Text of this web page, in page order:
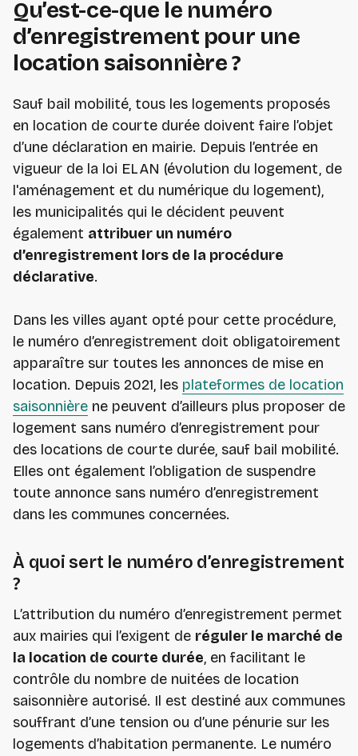
Qu’est-ce-que le numéro
d’enregistrement pour une
location saisonnière ?
Sauf bail mobilité, tous les logements proposés
en location de courte durée doivent faire l’objet
d’une déclaration en mairie. Depuis l’entrée en
vigueur de la loi ELAN (évolution du logement, de
l'aménagement et du numérique du logement),
les municipalités qui le décident peuvent
également attribuer un numéro
d’enregistrement lors de la procédure
déclarative.
Dans les villes ayant opté pour cette procédure,
le numéro d’enregistrement doit obligatoirement
apparaître sur toutes les annonces de mise en
location. Depuis 2021, les plateformes de location
saisonnière ne peuvent d’ailleurs plus proposer de
logement sans numéro d’enregistrement pour
des locations de courte durée, sauf bail mobilité.
Elles ont également l’obligation de suspendre
toute annonce sans numéro d’enregistrement
dans les communes concernées.
À quoi sert le numéro d’enregistrement
?
L’attribution du numéro d’enregistrement permet
aux mairies qui l’exigent de réguler le marché de
la location de courte durée, en facilitant le
contrôle du nombre de nuitées de location
saisonnière autorisé. Il est destiné aux communes
souffrant d’une tension ou d’une pénurie sur les
logements d’habitation permanente. Le numéro